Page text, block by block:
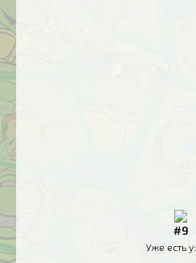
#9
Уже есть у: